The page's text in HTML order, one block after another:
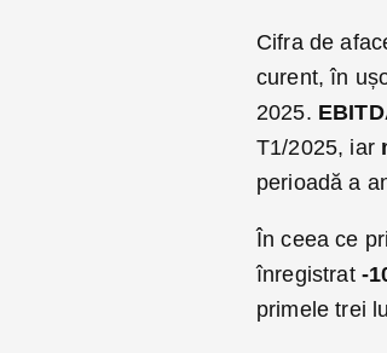
Cifra de
curent, în
2025.
T1/2025, iar
perioadă a
În ceea ce
înregistrat-
primele trei